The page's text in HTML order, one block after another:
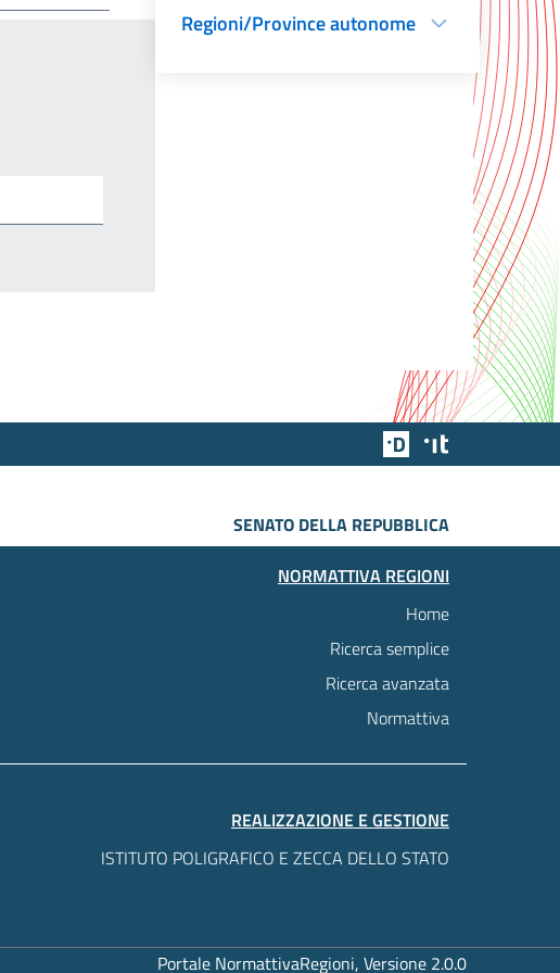
Regioni/Province autonome
Team Digitale
SENATO DELLA REPUBBLICA
NORMATTIVA REGIONI
Home
Ricerca semplice
Ricerca avanzata
Normattiva
REALIZZAZIONE E GESTIONE
ISTITUTO POLIGRAFICO E ZECCA DELLO STATO
Portale NormattivaRegioni, Versione 2.0.0